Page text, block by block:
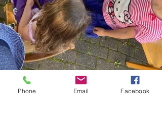
Phone Email Facebook